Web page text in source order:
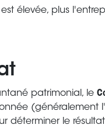
élevée, plus
patrimonial, le
(généralement
déterminer le